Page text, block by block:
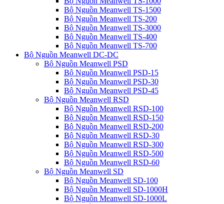
Bộ Nguồn Meanwell TS-1500
Bộ Nguồn Meanwell TS-200
Bộ Nguồn Meanwell TS-3000
Bộ Nguồn Meanwell TS-400
Bộ Nguồn Meanwell TS-700
Bộ Nguồn Meanwell DC-DC
Bộ Nguồn Meanwell PSD
Bộ Nguồn Meanwell PSD-15
Bộ Nguồn Meanwell PSD-30
Bộ Nguồn Meanwell PSD-45
Bộ Nguồn Meanwell RSD
Bộ Nguồn Meanwell RSD-100
Bộ Nguồn Meanwell RSD-150
Bộ Nguồn Meanwell RSD-200
Bộ Nguồn Meanwell RSD-30
Bộ Nguồn Meanwell RSD-300
Bộ Nguồn Meanwell RSD-500
Bộ Nguồn Meanwell RSD-60
Bộ Nguồn Meanwell SD
Bộ Nguồn Meanwell SD-100
Bộ Nguồn Meanwell SD-1000H
Bộ Nguồn Meanwell SD-1000L